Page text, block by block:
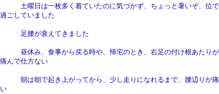
土曜日は一枚多く着ていたのに気づかず、ちょっと暑いぞ、位で
過ごしていました
足腰が衰えてきました
昼休み、食事から戻る時や、帰宅のとき、右足の付け根あたりが
痛んで仕方ない
朝は朝で起き上がってから、少し走りになれるまで、腰辺りが痛
い